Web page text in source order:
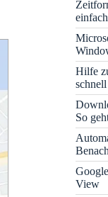
einfach
Hilfe
schnell
So
View